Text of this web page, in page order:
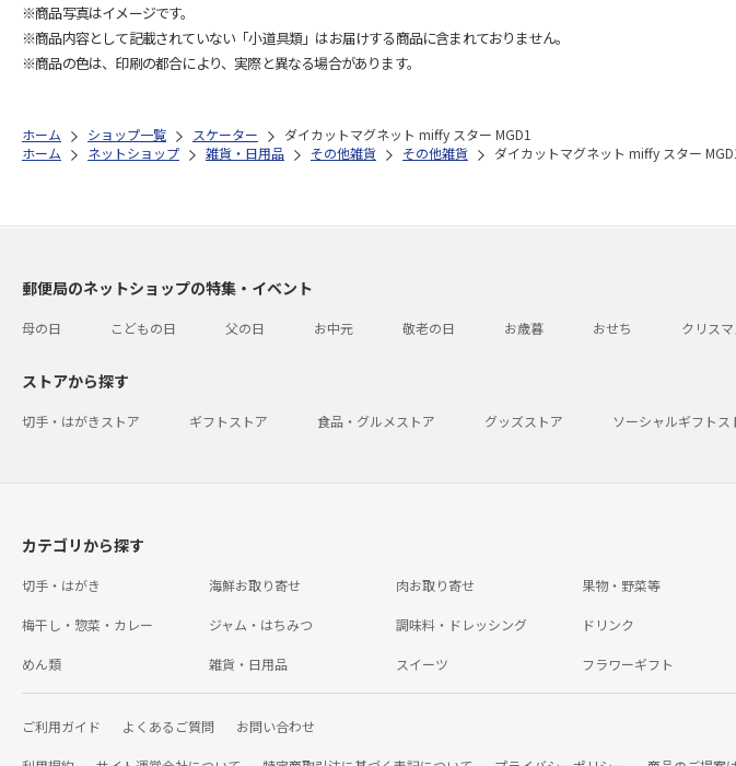
※商品写真はイメージです。
※商品内容として記載されていない「小道具類」はお届けする商品に含まれておりません。
※商品の色は、印刷の都合により、実際と異なる場合があります。
ホーム ショップ一覧 スケーター
ダイカットマグネット miffy スター MGD1
ホーム
ネットショップ 雑貨・日用品 その他雑貨 その他雑貨 ダイカットマグネット miffy スター
郵便局のネットショップの特集・イベント
母の日 こどもの日 父の日 お中元 敬老の日 お歳暮 おせち クリスマ
ストアから探す
切手・はがきストア ギフトストア 食品・グルメストア グッズストア ソーシャルギフトス
カテゴリから探す
切手・はがき 海鮮お取り寄せ 肉お取り寄せ 果物・野菜等
梅干し・惣菜・カレー ジャム・はちみつ 調味料・ドレッシング ドリンク
めん類 雑貨・日用品 スイーツ フラワーギフト
ご利用ガイド よくあるご質問 お問い合わせ